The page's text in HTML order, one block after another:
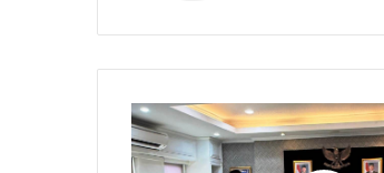
PN
Karawang
Sediakan